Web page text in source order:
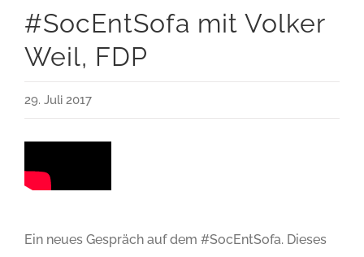
#SocEntSofa mit Volker
Weil, FDP
29. Juli 2017
Ein neues Gespräch auf dem #SocEntSofa. Dieses